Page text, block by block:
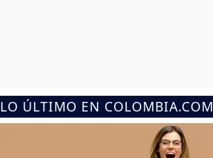
LO ÚLTIMO EN COLOMBIA.COM